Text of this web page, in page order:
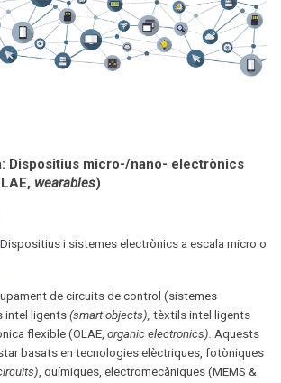
Dispositius micro-/nano- electrònics
wearables)
Dispositius i sistemes electrònics a escala micro o
de circuits de control (sistemes
(smart objects), tèxtils intel·ligents
flexible (OLAE, organic electronics). Aquests
basats en tecnologies elèctriques, fotòniques
, químiques, electromecàniques (MEMS &